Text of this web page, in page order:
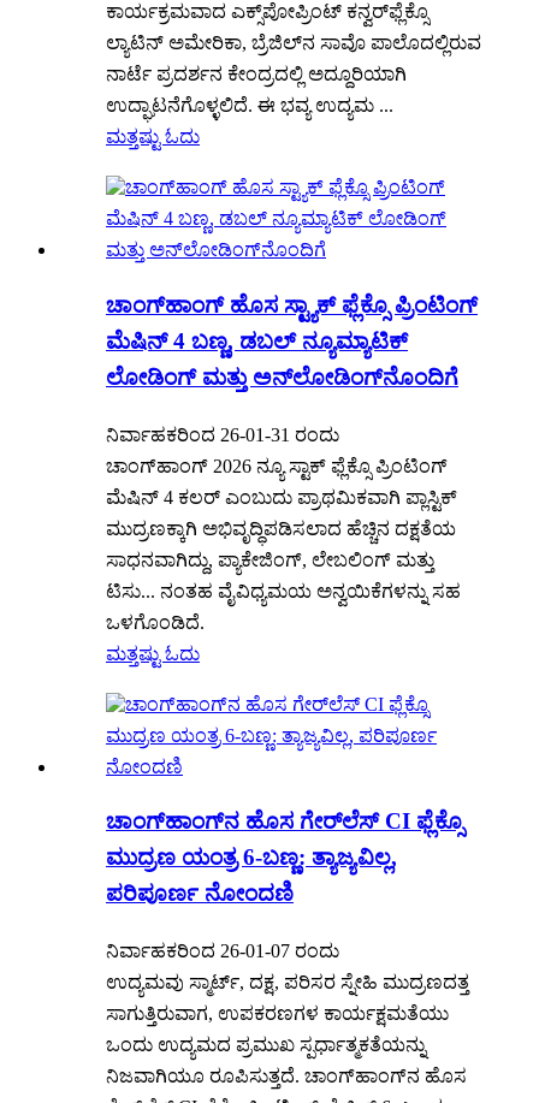
ಕಾರ್ಯಕ್ರಮವಾದ ಎಕ್ಸ್‌ಪೋಪ್ರಿಂಟ್ ಕನ್ವರ್‌ಫ್ಲೆಕ್ಸೊ
ಲ್ಯಾಟಿನ್ ಅಮೇರಿಕಾ, ಬ್ರೆಜಿಲ್‌ನ ಸಾವೊ ಪಾಲೊದಲ್ಲಿರುವ
ನಾರ್ಟೆ ಪ್ರದರ್ಶನ ಕೇಂದ್ರದಲ್ಲಿ ಅದ್ದೂರಿಯಾಗಿ
ಉದ್ಘಾಟನೆಗೊಳ್ಳಲಿದೆ. ಈ ಭವ್ಯ ಉದ್ಯಮ ...
ಮತ್ತಷ್ಟು ಓದು
ಚಾಂಗ್‌ಹಾಂಗ್ ಹೊಸ ಸ್ಟ್ಯಾಕ್ ಫ್ಲೆಕ್ಸೊ ಪ್ರಿಂಟಿಂಗ್
ಮೆಷಿನ್ 4 ಬಣ್ಣ, ಡಬಲ್ ನ್ಯೂಮ್ಯಾಟಿಕ್
ಲೋಡಿಂಗ್ ಮತ್ತು ಅನ್‌ಲೋಡಿಂಗ್‌ನೊಂದಿಗೆ
ನಿರ್ವಾಹಕರಿಂದ 26-01-31 ರಂದು
ಚಾಂಗ್‌ಹಾಂಗ್ 2026 ನ್ಯೂ ಸ್ಟಾಕ್ ಫ್ಲೆಕ್ಸೊ ಪ್ರಿಂಟಿಂಗ್
ಮೆಷಿನ್ 4 ಕಲರ್ ಎಂಬುದು ಪ್ರಾಥಮಿಕವಾಗಿ ಪ್ಲಾಸ್ಟಿಕ್
ಮುದ್ರಣಕ್ಕಾಗಿ ಅಭಿವೃದ್ಧಿಪಡಿಸಲಾದ ಹೆಚ್ಚಿನ ದಕ್ಷತೆಯ
ಸಾಧನವಾಗಿದ್ದು, ಪ್ಯಾಕೇಜಿಂಗ್, ಲೇಬಲಿಂಗ್ ಮತ್ತು
ಟಿಸು... ನಂತಹ ವೈವಿಧ್ಯಮಯ ಅನ್ವಯಿಕೆಗಳನ್ನು ಸಹ
ಒಳಗೊಂಡಿದೆ.
ಮತ್ತಷ್ಟು ಓದು
ಚಾಂಗ್‌ಹಾಂಗ್‌ನ ಹೊಸ ಗೇರ್‌ಲೆಸ್ CI ಫ್ಲೆಕ್ಸೊ
ಮುದ್ರಣ ಯಂತ್ರ 6-ಬಣ್ಣ: ತ್ಯಾಜ್ಯವಿಲ್ಲ,
ಪರಿಪೂರ್ಣ ನೋಂದಣಿ
ನಿರ್ವಾಹಕರಿಂದ 26-01-07 ರಂದು
ಉದ್ಯಮವು ಸ್ಮಾರ್ಟ್, ದಕ್ಷ, ಪರಿಸರ ಸ್ನೇಹಿ ಮುದ್ರಣದತ್ತ
ಸಾಗುತ್ತಿರುವಾಗ, ಉಪಕರಣಗಳ ಕಾರ್ಯಕ್ಷಮತೆಯು
ಒಂದು ಉದ್ಯಮದ ಪ್ರಮುಖ ಸ್ಪರ್ಧಾತ್ಮಕತೆಯನ್ನು
ನಿಜವಾಗಿಯೂ ರೂಪಿಸುತ್ತದೆ. ಚಾಂಗ್‌ಹಾಂಗ್‌ನ ಹೊಸ